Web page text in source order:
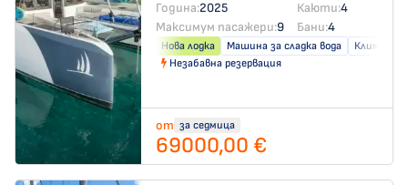
Година:2025 Каюти:4
Максимум пасажери:9 Бани:4
Нова лодка Машина за сладка вода
Климатик
Незабавна резервация
от за седмица
69000,00 €